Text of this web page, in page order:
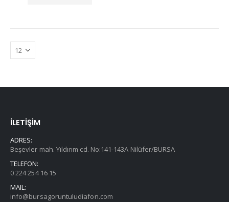
İLETİŞİM
ADRES:
Beşevler mah. Yıldırım cd. No:141-143A Nilüfer/BURSA
TELEFON:
0 224 254 16 15
MAIL:
info@bursagoruntuludiafon.com